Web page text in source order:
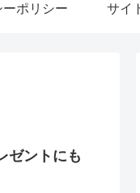
ポリシー サイ
ゼントにも